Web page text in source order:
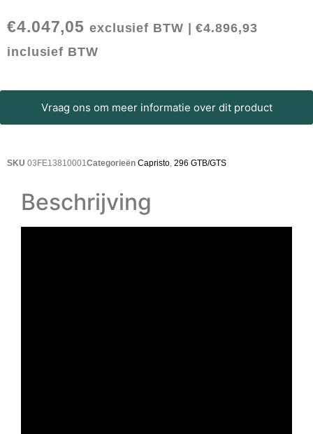
€4.047,05 exclusief BTW |€4.896,93
inclusief BTW
Vraag ons om meer informatie over dit product
SKU 03FE13810001Categorieën Capristo, 296 GTB/GTS
Beschrijving